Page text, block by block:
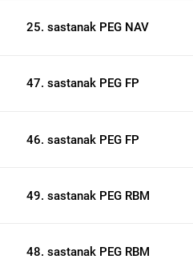
25. sastanak PEG NAV
47. sastanak PEG FP
46. sastanak PEG FP
49. sastanak PEG RBM
48. sastanak PEG RBM